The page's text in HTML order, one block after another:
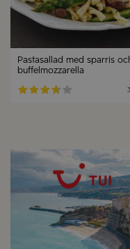
Pastasallad med sparris
buffelmozzarella